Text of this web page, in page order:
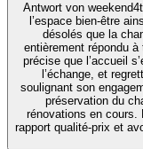
Antwort von
l’espace bien-être
désolés que la
entièrement répondu à
précise que l’accueil
l’échange, et
soulignant son
préservation du
rénovations en cours.
rapport qualité-prix et